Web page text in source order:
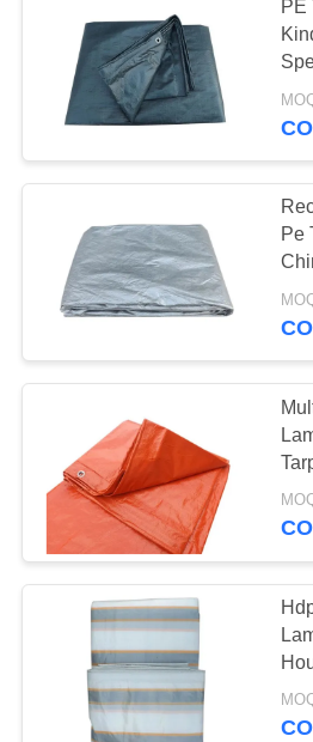
질
희
락
pvc 방수포
PE 방수포
부엌 티 타
PE
Pe